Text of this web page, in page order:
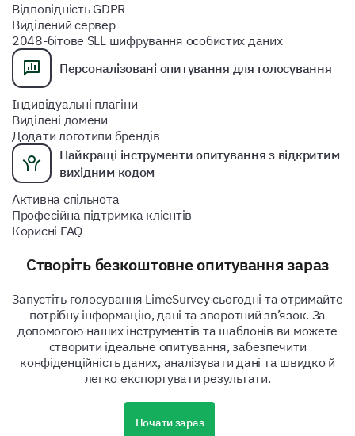
Відповідність GDPR
Виділений сервер
2048-бітове SLL шифрування особистих даних
Персоналізовані опитування для голосування
Індивідуальні плагіни
Виділені домени
Додати логотипи брендів
Найкращі інструменти опитування з відкритим
вихідним кодом
Активна спільнота
Професійна підтримка клієнтів
Корисні FAQ
Створіть безкоштовне опитування зараз
Запустіть голосування LimeSurvey сьогодні та отримайте
потрібну інформацію, дані та зворотний зв’язок. За
допомогою наших інструментів та шаблонів ви можете
створити ідеальне опитування, забезпечити
конфіденційність даних, аналізувати дані та швидко й
легко експортувати результати.
Почати зараз